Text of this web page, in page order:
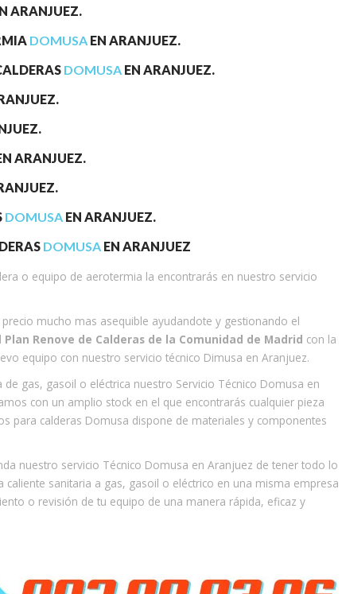
ARANJUEZ.
DOMUSA EN ARANJUEZ.
DOMUSA EN ARANJUEZ.
ARANJUEZ.
DOMUSA EN ARANJUEZ.
DOMUSA EN ARANJUEZ
o equipo de aerotermia la encontrarás en nuestro servicio
mucho mas asequible ayudandote y gestionando el
Plan Renove de Calderas de la Comunidad de Madrid con la
equipo con nuestro servicio técnico Dimusa en Aranjuez.
gas, gasoil o eléctrica nuestro Servicio Técnico Domusa en
con un amplio stock en el que encontrarás cualquier pieza
para calderas Domusa dispone de materiales y componentes
nuestro servicio Técnico Domusa en Aranjuez de tener todo lo
sanitaria a gas, gasoil o eléctrico en una misma empresa
o revisión de tu equipo de una manera rápida, eficaz y